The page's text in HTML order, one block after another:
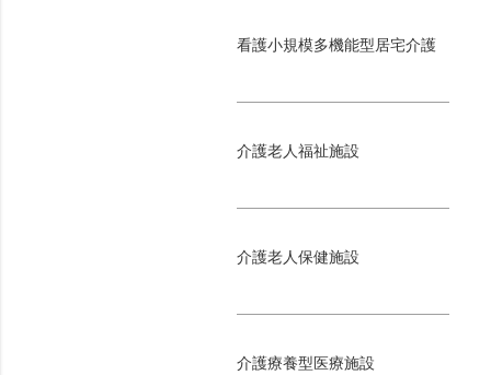
看護小規模多機能型居宅介護
介護老人福祉施設
介護老人保健施設
介護療養型医療施設